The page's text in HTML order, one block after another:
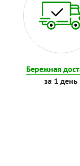
Бережная
за 1 день